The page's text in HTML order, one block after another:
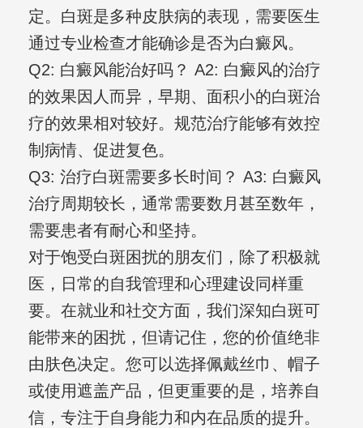
定。白斑是多种皮肤病的表现，需要医生
通过专业检查才能确诊是否为白癜风。
Q2: 白癜风能治好吗？ A2: 白癜风的治疗
的效果因人而异，早期、面积小的白斑治
疗的效果相对较好。规范治疗能够有效控
制病情、促进复色。
Q3: 治疗白斑需要多长时间？ A3: 白癜风
治疗周期较长，通常需要数月甚至数年，
需要患者有耐心和坚持。
对于饱受白斑困扰的朋友们，除了积极就
医，日常的自我管理和心理建设同样重
要。在就业和社交方面，我们深知白斑可
能带来的困扰，但请记住，您的价值绝非
由肤色决定。您可以选择佩戴丝巾、帽子
或使用遮盖产品，但更重要的是，培养自
信，专注于自身能力和内在品质的提升。